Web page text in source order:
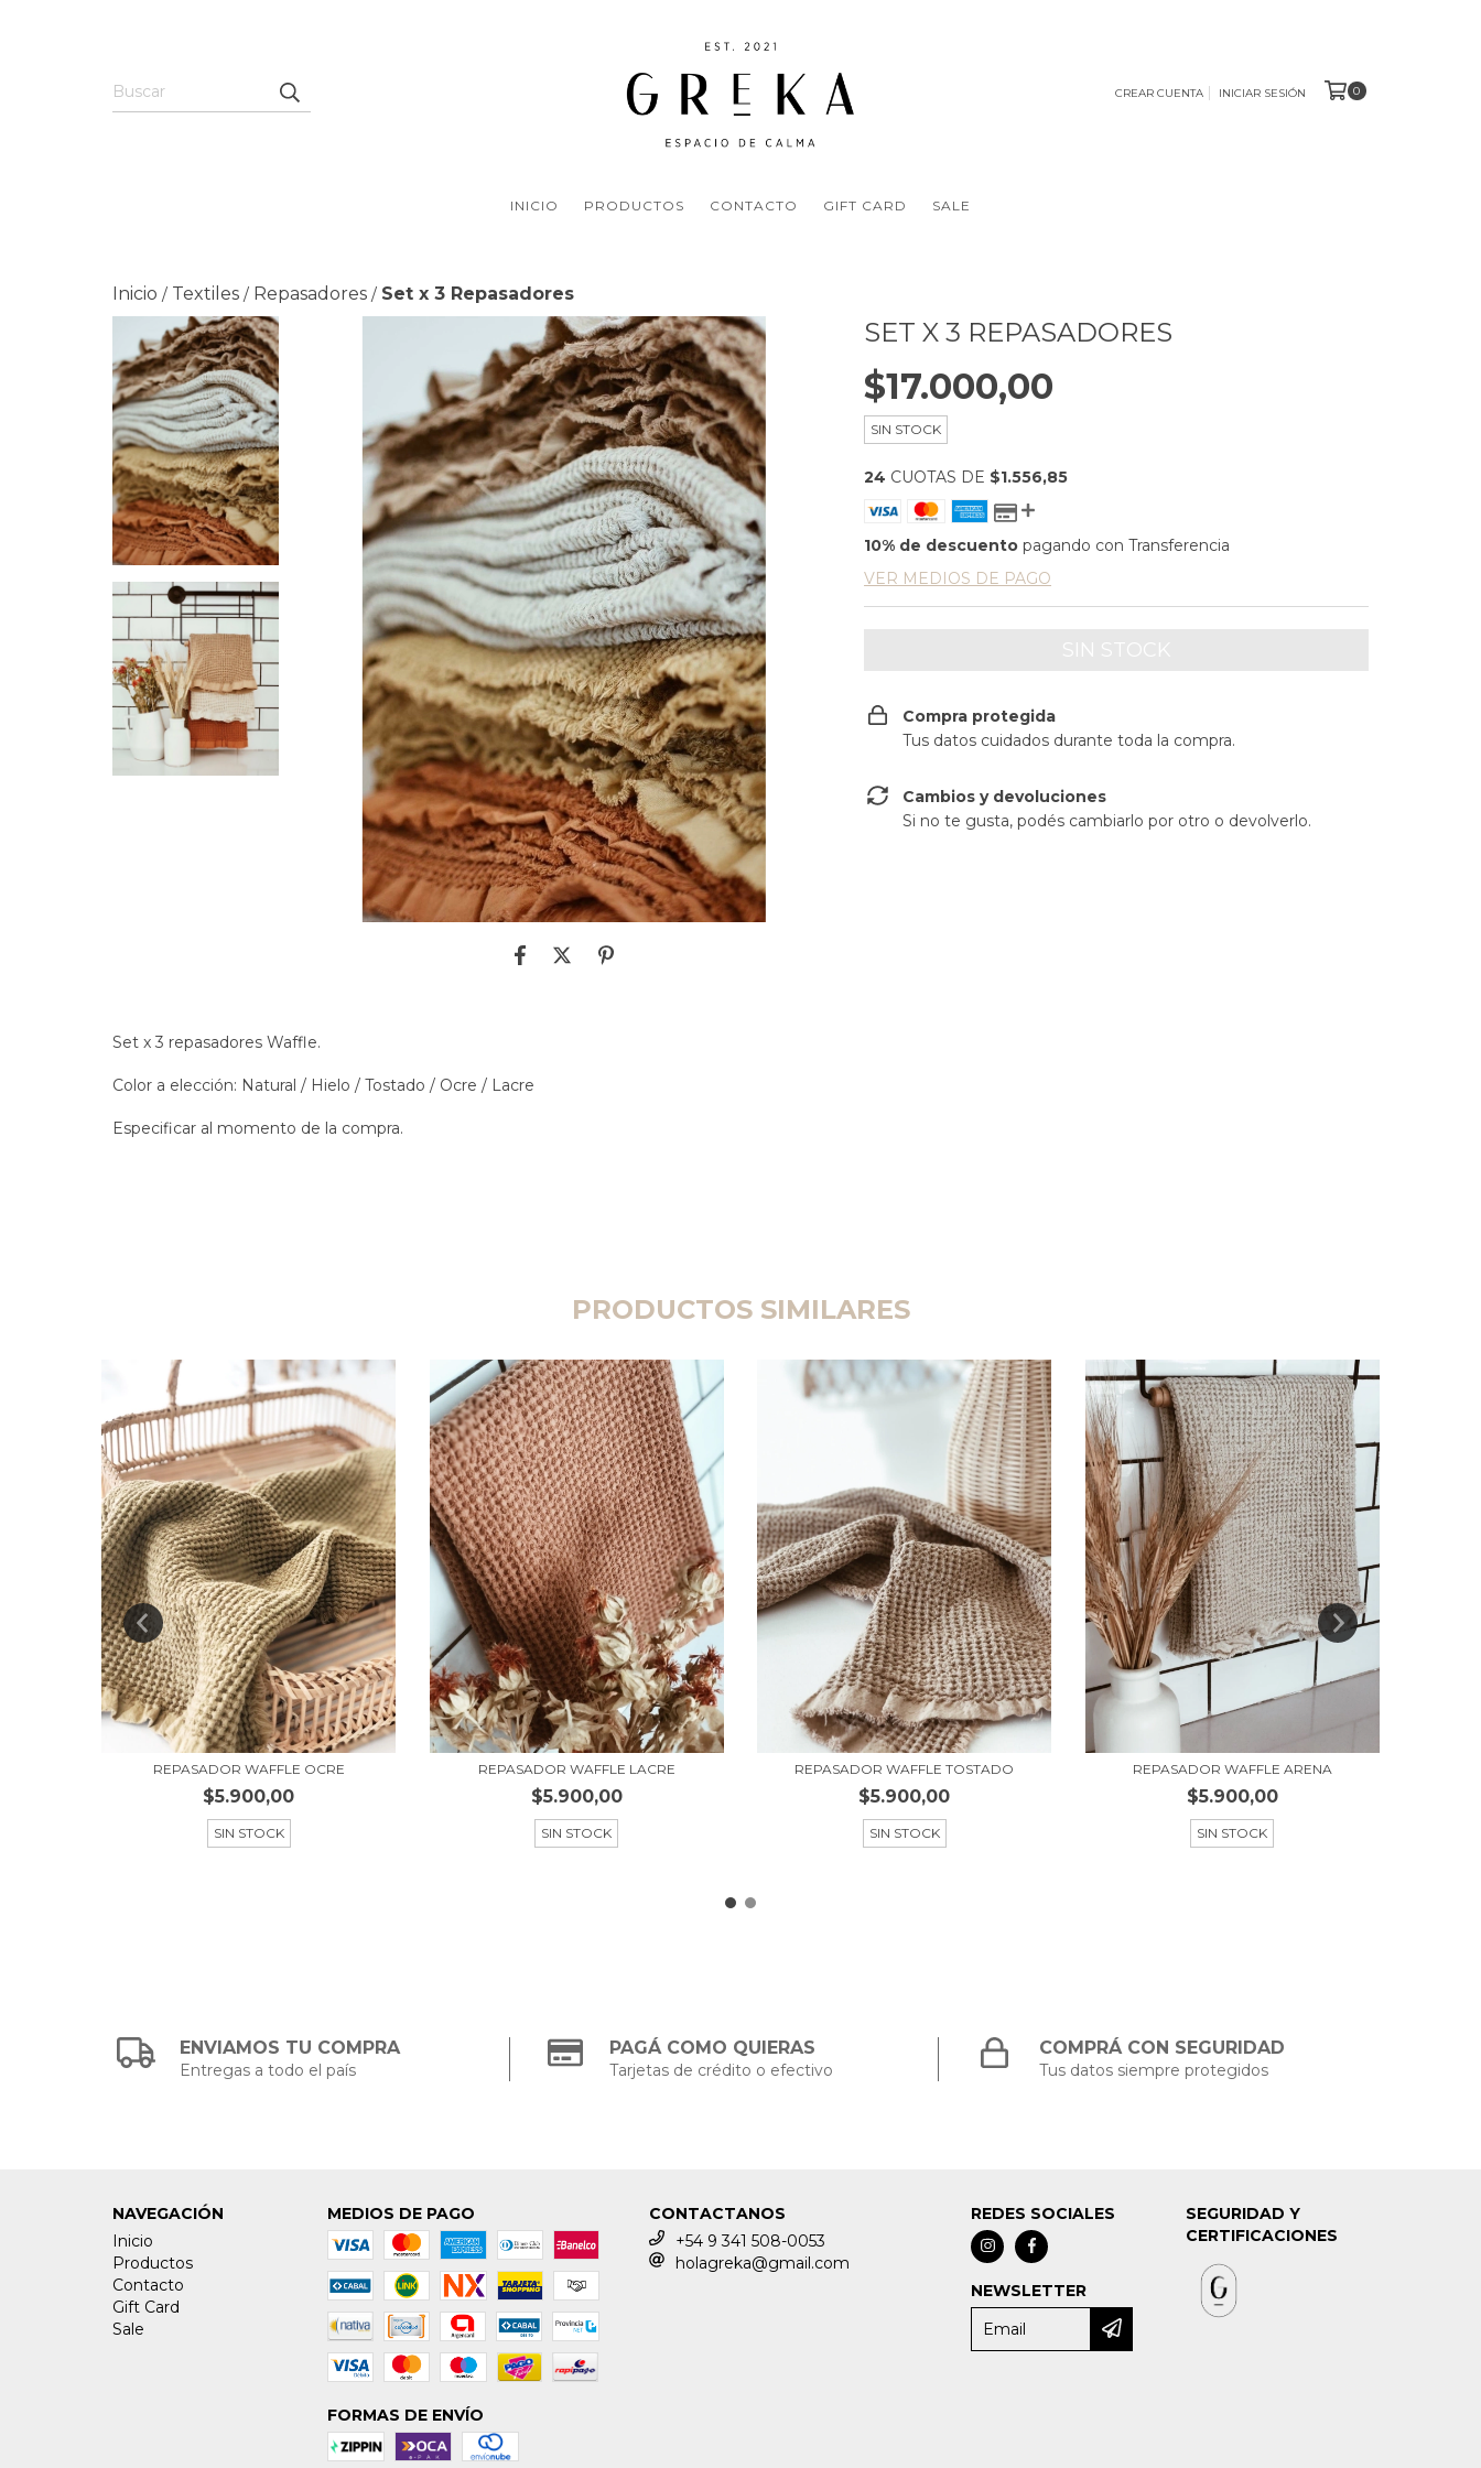
CREAR CUENTA INICIAR SESIÓN 0
INICIO PRODUCTOS CONTACTO GIFT CARD SALE
Inicio / Textiles / Repasadores / Set x 3 Repasadores
Set x 3 repasadores Waffle.
Color a elección: Natural / Hielo / Tostado / Ocre / Lacre
Especificar al momento de la compra.
SET X 3 REPASADORES
$17.000,00
SIN STOCK
24 CUOTAS DE $1.556,85
10% de descuento pagando con Transferencia
VER MEDIOS DE PAGO
Compra protegida
Tus datos cuidados durante toda la compra.
Cambios y devoluciones
Si no te gusta, podés cambiarlo por otro o devolverlo.
PRODUCTOS SIMILARES
REPASADOR WAFFLE OCRE
$5.900,00
SIN STOCK
REPASADOR WAFFLE LACRE
$5.900,00
SIN STOCK
REPASADOR WAFFLE TOSTADO
$5.900,00
SIN STOCK
REPASADOR WAFFLE ARENA
$5.900,00
SIN STOCK
ENVIAMOS TU COMPRA
Entregas a todo el país
PAGÁ COMO QUIERAS
Tarjetas de crédito o efectivo
COMPRÁ CON SEGURIDAD
Tus datos siempre protegidos
NAVEGACIÓN
Inicio
Productos
Contacto
Gift Card
Sale
MEDIOS DE PAGO
FORMAS DE ENVÍO
CONTACTANOS
+54 9 341 508-0053
holagreka@gmail.com
REDES SOCIALES
NEWSLETTER
SEGURIDAD Y
CERTIFICACIONES